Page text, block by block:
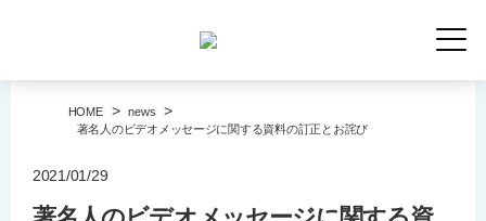
HOME > news >
著名人のビデオメッセージに関する資料の訂正とお詫び
2021/01/29